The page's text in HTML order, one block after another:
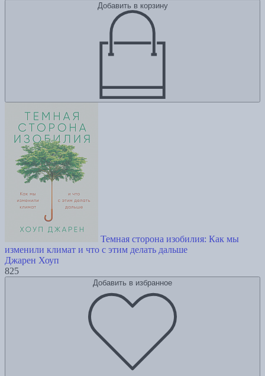
Добавить в корзину
Темная сторона изобилия: Как мы
изменили климат и что с этим делать дальше
Джарен Хоуп
825
Добавить в избранное